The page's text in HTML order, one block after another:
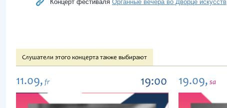
Концерт фестиваля Органные вечера во Дворце искусств
Слушатели этого концерта также выбирают
11.09, fr 19:00 19.09, sa